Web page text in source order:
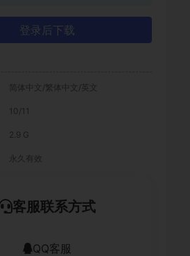
登录后下载
简体中文/繁体中文/英文
10/11
2.9 G
永久有效
客服联系方式
QQ客服